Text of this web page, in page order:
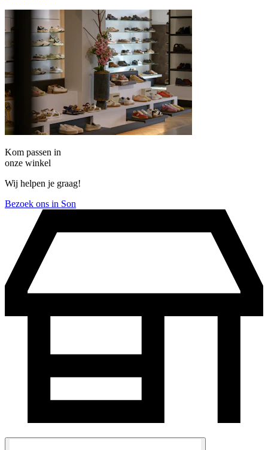
Kom passen in
onze winkel
Wij helpen je graag!
Bezoek ons in Son